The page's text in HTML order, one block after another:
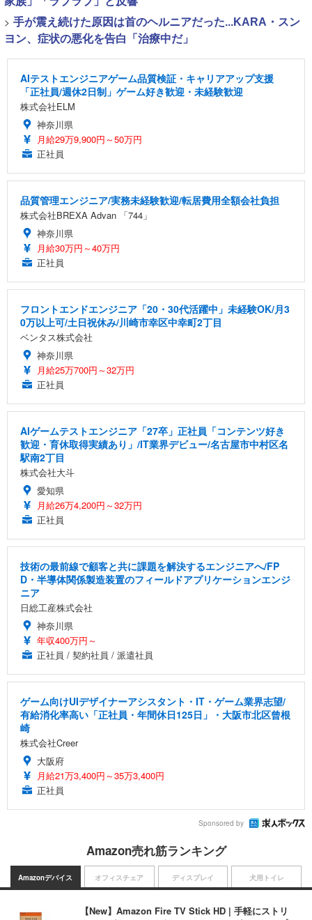
> 手が震え続けた原因は首のヘルニアだった...KARA・スン
ヨン、症状の悪化を告白「治療中だ」
AIテストエンジニアゲーム品質検証・キャリアアップ支援
「正社員/週休2日制」ゲーム好き歓迎・未経験歓迎
株式会社ELM
神奈川県
月給29万9,900円～50万円
正社員
品質管理エンジニア/実務未経験歓迎/転居費用全額会社負担
株式会社BREXA Advan 「744」
神奈川県
月給30万円～40万円
正社員
フロントエンドエンジニア「20・30代活躍中」未経験OK/月3
0万以上可/土日祝休み/川崎市幸区中幸町2丁目
ベンタス株式会社
神奈川県
月給25万700円～32万円
正社員
AIゲームテストエンジニア「27卒」正社員「コンテンツ好き
歓迎・育休取得実績あり」/IT業界デビュー/名古屋市中村区名
駅南2丁目
株式会社大斗
愛知県
月給26万4,200円～32万円
正社員
技術の最前線で顧客と共に課題を解決するエンジニアへ/FP
D・半導体関係製造装置のフィールドアプリケーションエンジ
ニア
日総工産株式会社
神奈川県
年収400万円～
正社員 / 契約社員 / 派遣社員
ゲーム向けUIデザイナーアシスタント・IT・ゲーム業界志望/
有給消化率高い「正社員・年間休日125日」・大阪市北区曾根
崎
株式会社Creer
大阪府
月給21万3,400円～35万3,400円
正社員
Sponsored by
Amazon売れ筋ランキング
Amazonデバイス
【New】Amazon Fire TV Stick HD | 手軽にストリ
オフィスチェア ディスプレイ 犬用トイレ